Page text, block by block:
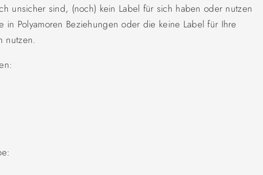
unsicher sind, (noch) kein Label für sich haben oder nutzen
in Polyamoren Beziehungen oder die keine Label für Ihre
nutzen.